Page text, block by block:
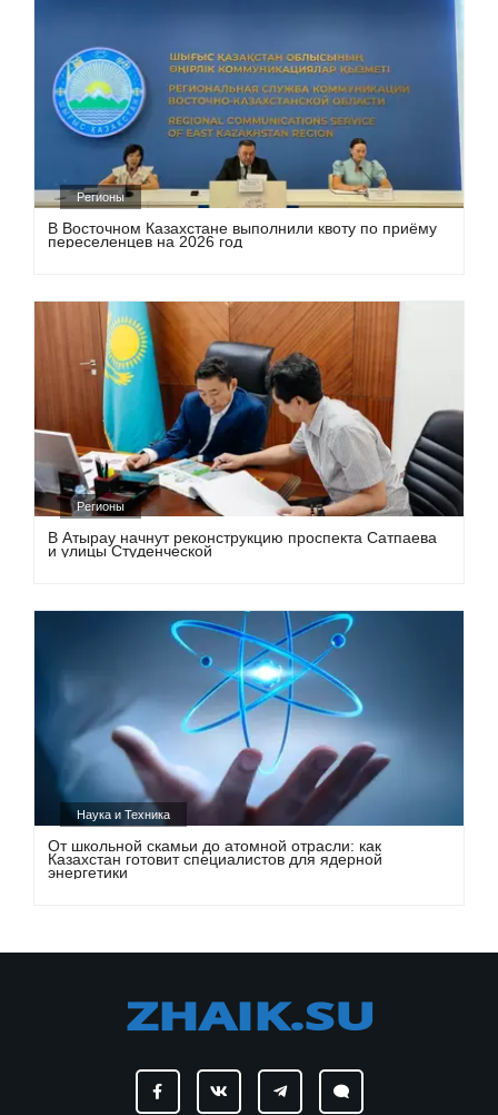
Регионы
В Восточном Казахстане выполнили квоту по приёму
переселенцев на 2026 год
Регионы
В Атырау начнут реконструкцию проспекта Сатпаева
и улицы Студенческой
Наука и Техника
От школьной скамьи до атомной отрасли: как
Казахстан готовит специалистов для ядерной
энергетики